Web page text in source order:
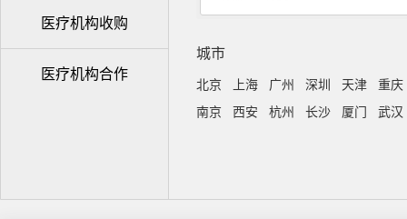
医疗机构收购
医疗机构合作
城市
北京 上海 广州 深圳 天津
重庆
南京
西安 杭州 长沙 厦门 武汉